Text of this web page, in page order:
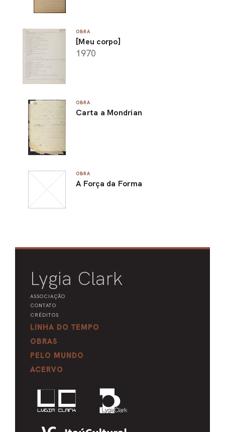
OBRA
[Meu corpo]
1970
OBRA
Carta a Mondrian
OBRA
A Força da Forma
Lygia Clark
ASSOCIAÇÃO
CONTATO
CRÉDITOS
LINHA DO TEMPO
OBRAS
PELO MUNDO
ACERVO